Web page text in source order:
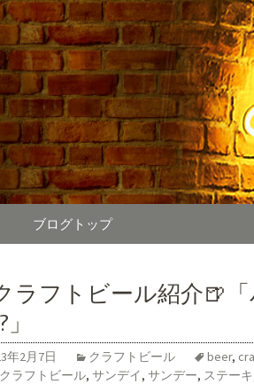
橋駅近くにある、カフ
ーキなどのお料理を
に対応。新着情報を随
ブログトップ
ラフトビール紹介🍺
年2月7日 クラフトビール beer,
クラフトビール, サンデイ, サンデー, ステーキ